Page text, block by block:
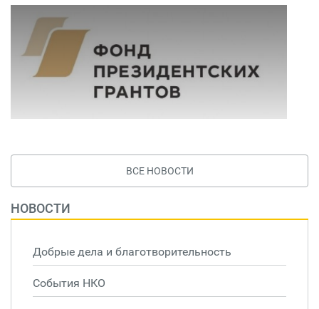
ВСЕ НОВОСТИ
НОВОСТИ
Добрые дела и благотворительность
События НКО